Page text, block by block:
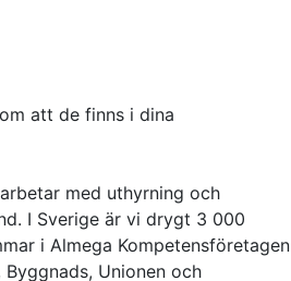
att de finns i dina
med uthyrning och
I Sverige är vi drygt 3 000
i Almega Kompetensföretagen
Unionen och